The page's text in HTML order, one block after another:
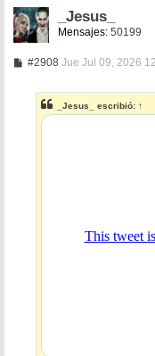
_Jesus_
Mensajes: 50199
#2908M
a
Jue Jul 09, 2026
_Jesus_ escribió: ↑